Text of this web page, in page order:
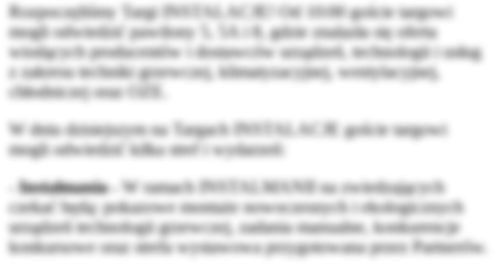
Rozpoczęliśmy Targi INSTALACJE! Od 10:00 goście targowi
mogli odwiedzić pawilony 5, 5A i 8, gdzie znalazła się oferta
wiodących producentów i dostawców urządzeń, technologii i usług
z zakresu techniki grzewczej, klimatyzacyjnej, wentylacyjnej,
chłodniczej oraz OZE.
W dniu dzisiejszym na Targach INSTALACJE goście targowi
mogli odwiedzić kilka stref i wydarzeń:
Instalmania -
W ramach INSTALMANII na zwiedzających
czekać będą: pokazowe montaże nowoczesnych i ekologicznych
urządzeń technologii grzewczej, zadania manualne, konkurencje
konkursowe oraz strefa wystawowa przygotowana przez Partnerów.